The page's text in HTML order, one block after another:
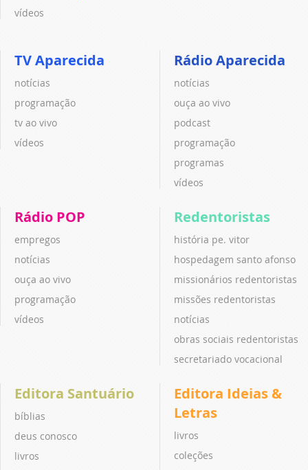
vídeos
TV Aparecida
notícias
programação
tv ao vivo
vídeos
Rádio Aparecida
notícias
ouça ao vivo
podcast
programação
programas
vídeos
Rádio POP
empregos
notícias
ouça ao vivo
programação
vídeos
Redentoristas
história pe. vitor
hospedagem santo afonso
missionários redentoristas
missões redentoristas
notícias
obras sociais redentoristas
secretariado vocacional
Editora Santuário
bíblias
deus conosco
livros
Editora Ideias &
Letras
livros
coleções